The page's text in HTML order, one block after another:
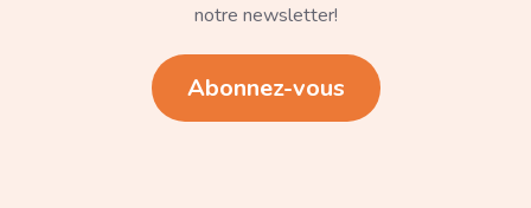
notre newsletter!
Abonnez-vous